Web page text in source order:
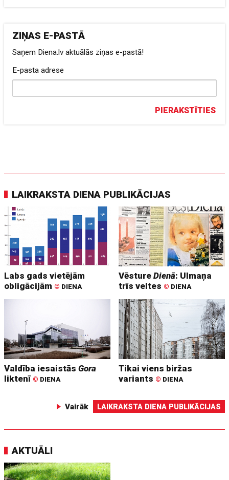
ZIŅAS E-PASTĀ
Saņem Diena.lv aktuālās ziņas e-pastā!
E-pasta adrese
PIERAKSTĪTIES
LAIKRAKSTA DIENA PUBLIKĀCIJAS
Labs gads vietējām
obligācijām © DIENA
VēstureDienā: Ulmaņa
trīs veltes © DIENA
Valdība iesaistāsGora
liktenī © DIENA
Tikai viens biržas
variants © DIENA
Vairāk LAIKRAKSTA DIENA PUBLIKĀCIJAS
AKTUĀLI